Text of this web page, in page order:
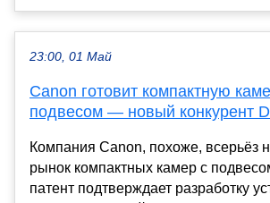
23:00, 01 Май
Canon готовит компактную
подвесом — новый конкурент
Компания Canon, похоже, всерьёз
рынок компактных камер с
патент подтверждает разработку